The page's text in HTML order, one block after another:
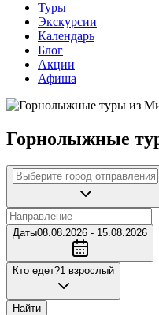
Туры
Экскурсии
Календарь
Блог
Акции
Афиша
Горнолыжные
Даты08.08.2026 - 15.08.2026
Кто едет?1 взрослый
Найти